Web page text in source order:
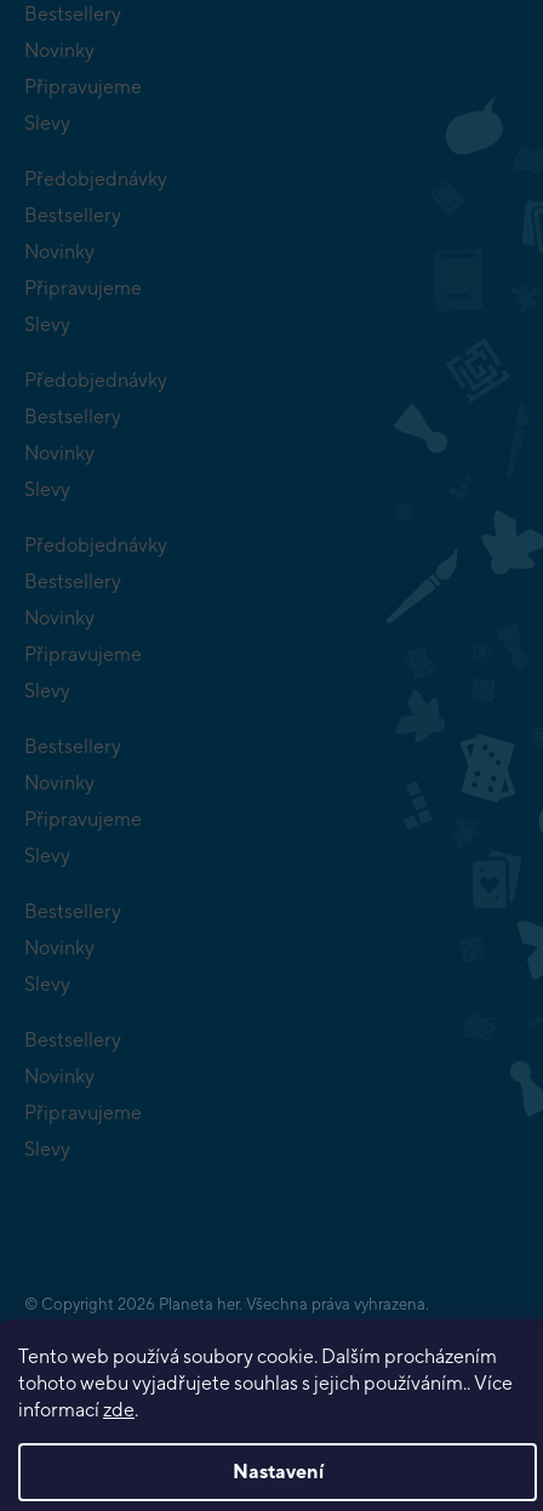
Tento web používá soubory cookie. Dalším procházením
tohoto webu vyjadřujete souhlas s jejich používáním.. Více
informacízde.
Nastavení
Bestsellery
Novinky
Připravujeme
Slevy
Předobjednávky
Bestsellery
Novinky
Připravujeme
Slevy
Předobjednávky
Bestsellery
Novinky
Slevy
Předobjednávky
Bestsellery
Novinky
Připravujeme
Slevy
Bestsellery
Novinky
Připravujeme
Slevy
Bestsellery
Novinky
Slevy
Bestsellery
Novinky
Připravujeme
Slevy
Copyright 2026 Planeta her. Všechna práva vyhrazena.